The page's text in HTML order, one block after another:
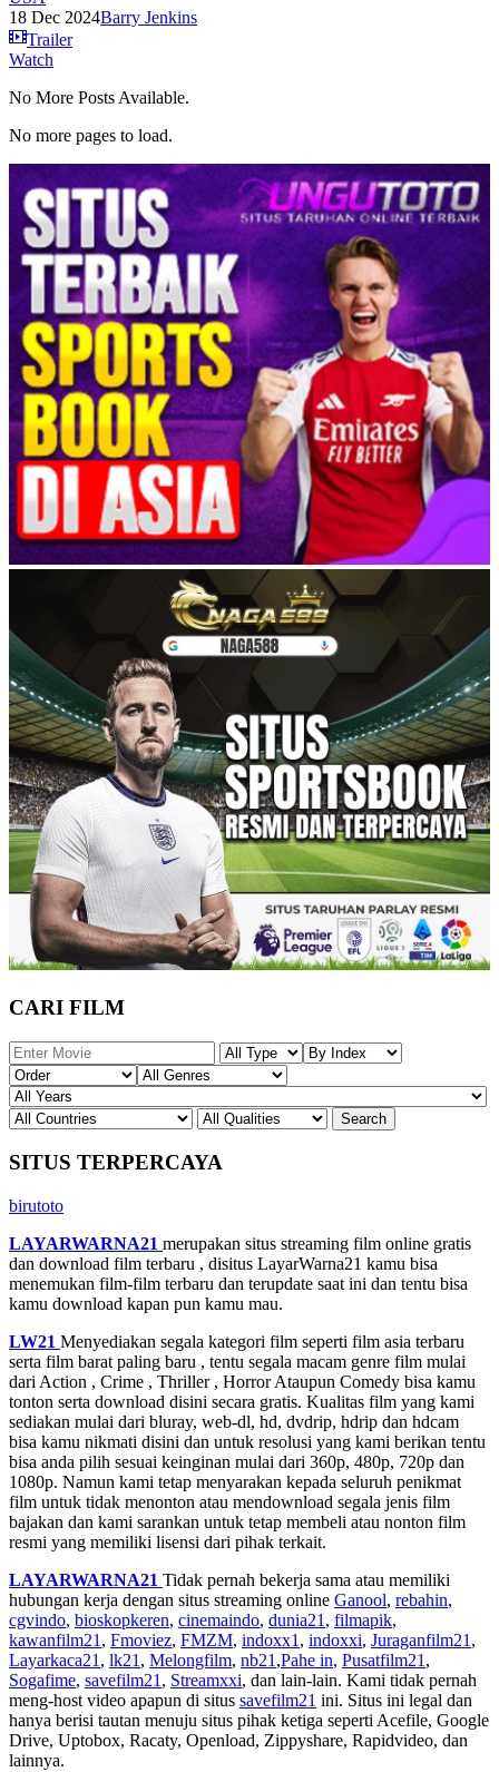
18 Dec 2024Barry Jenkins
Trailer
Watch
No More Posts Available.
No more pages to load.
CARI FILM
SITUS TERPERCAYA
birutoto
LAYARWARNA21 merupakan situs streaming film online gratis
dan download film terbaru , disitus LayarWarna21 kamu bisa
menemukan film-film terbaru dan terupdate saat ini dan tentu bisa
kamu download kapan pun kamu mau.
LW21 Menyediakan segala kategori film seperti film asia terbaru
serta film barat paling baru , tentu segala macam genre film mulai
dari Action , Crime , Thriller , Horror Ataupun Comedy bisa kamu
tonton serta download disini secara gratis. Kualitas film yang kami
sediakan mulai dari bluray, web-dl, hd, dvdrip, hdrip dan hdcam
bisa kamu nikmati disini dan untuk resolusi yang kami berikan tentu
bisa anda pilih sesuai keinginan mulai dari 360p, 480p, 720p dan
1080p. Namun kami tetap menyarakan kepada seluruh penikmat
film untuk tidak menonton atau mendownload segala jenis film
bajakan dan kami sarankan untuk tetap membeli atau nonton film
resmi yang memiliki lisensi dari pihak terkait.
LAYARWARNA21 Tidak pernah bekerja sama atau memiliki
hubungan kerja dengan situs streaming online Ganool, rebahin,
cgvindo, bioskopkeren, cinemaindo, dunia21 , filmapik,
kawanfilm21 , Fmoviez, FMZM, indoxx1 , indoxxi, Juraganfilm21 ,
Layarkaca21 , lk21 , Melongfilm, nb21 ,Pahe in, Pusatfilm21 ,
Sogafime, savefilm21 , Streamxxi, dan lain-lain. Kami tidak pernah
meng-host video apapun di situs savefilm21 ini. Situs ini legal dan
hanya berisi tautan menuju situs pihak ketiga seperti Acefile, Google
Drive, Uptobox, Racaty, Openload, Zippyshare, Rapidvideo, dan
lainnya.